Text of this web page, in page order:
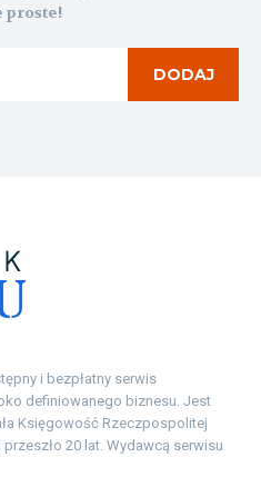
proste!
DODAJ
i bezpłatny serwis
definiowanego biznesu. Jest
Księgowość Rzeczpospolitej
20 lat. Wydawcą serwisu